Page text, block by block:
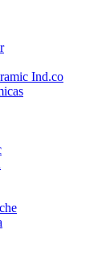
Ind.co